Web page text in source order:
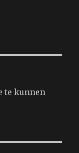
te kunnen